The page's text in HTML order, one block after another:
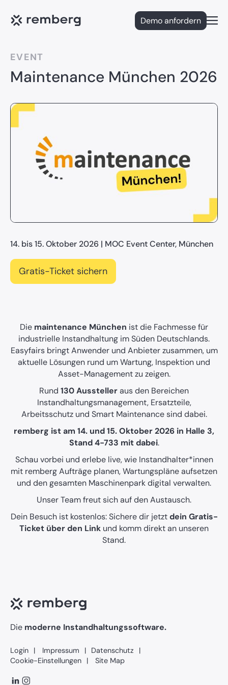
Demo anfordern
EVENT
Maintenance München 2026
14. bis 15. Oktober 2026 | MOC Event Center, München
Gratis-Ticket sichern
Die maintenance München ist die Fachmesse für
industrielle Instandhaltung im Süden Deutschlands.
Easyfairs bringt Anwender und Anbieter zusammen, um
aktuelle Lösungen rund um Wartung, Inspektion und
Asset-Management zu zeigen.
Rund 130 Ausstelleraus den Bereichen
Instandhaltungsmanagement, Ersatzteile,
Arbeitsschutz und Smart Maintenance sind dabei.
remberg ist am 14. und 15. Oktober 2026 in Halle 3,
Stand 4-733 mit dabei.
Schau vorbei und erlebe live, wie Instandhalter*innen
mit remberg Aufträge planen, Wartungspläne aufsetzen
und den gesamten Maschinenpark digital verwalten.
Unser Team freut sich auf den Austausch.
Dein Besuch ist kostenlos: Sichere dir jetztdein Gratis-
Ticket über den Link und komm direkt an unseren
Stand.
Die moderne Instandhaltungssoftware.
Login Impressum
Datenschutz
Cookie-Einstellungen
Site Map